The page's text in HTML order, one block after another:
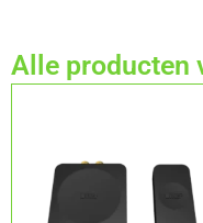
Alle producten